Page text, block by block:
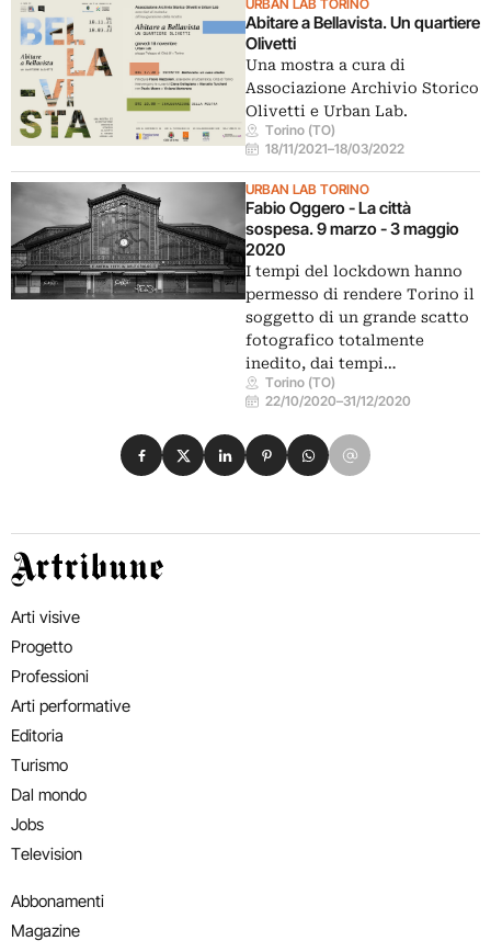
URBAN LAB TORINO
Abitare a Bellavista. Un quartiere
Olivetti
Una mostra a cura di
Associazione Archivio Storico
Olivetti e Urban Lab.
Torino (TO)
18/11/2021–18/03/2022
URBAN LAB TORINO
Fabio Oggero - La città
sospesa. 9 marzo - 3 maggio
2020
I tempi del lockdown hanno
permesso di rendere Torino il
soggetto di un grande scatto
fotografico totalmente
inedito, dai tempi…
Torino (TO)
22/10/2020–31/12/2020
Condividi su Facebook
Condividi su X
Condividi su LinkedIn
Condividi su Pinterest
Condividi su WhatsApp
Condividi su Email
Artribune
Arti visive
Progetto
Professioni
Arti performative
Editoria
Turismo
Dal mondo
Jobs
Television
Abbonamenti
Magazine